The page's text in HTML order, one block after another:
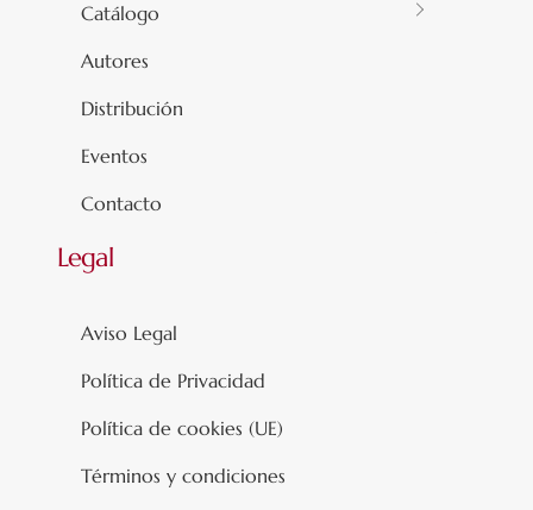
Catálogo
Autores
Distribución
Eventos
Contacto
Legal
Aviso Legal
Política de Privacidad
Política de cookies (UE)
Términos y condiciones